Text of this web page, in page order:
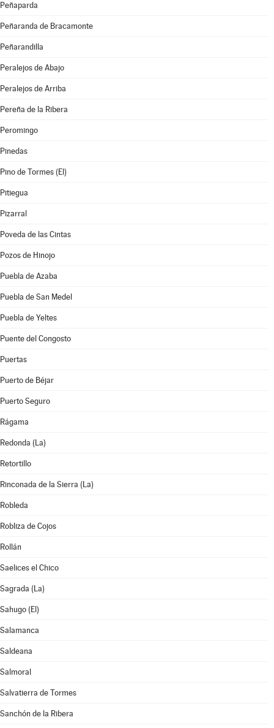
Peñaparda
Peñaranda de Bracamonte
Peñarandilla
Peralejos de Abajo
Peralejos de Arriba
Pereña de la Ribera
Peromingo
Pinedas
Pino de Tormes (El)
Pitiegua
Pizarral
Poveda de las Cintas
Pozos de Hinojo
Puebla de Azaba
Puebla de San Medel
Puebla de Yeltes
Puente del Congosto
Puertas
Puerto de Béjar
Puerto Seguro
Rágama
Redonda (La)
Retortillo
Rinconada de la Sierra (La)
Robleda
Robliza de Cojos
Rollán
Saelices el Chico
Sagrada (La)
Sahugo (El)
Salamanca
Saldeana
Salmoral
Salvatierra de Tormes
Sanchón de la Ribera